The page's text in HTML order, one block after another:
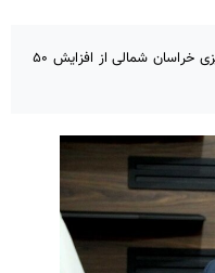
بجنورد_ رییس سازمان مدیریت و برنامه ریزی خراسان شمالی از افزایش ۵۰